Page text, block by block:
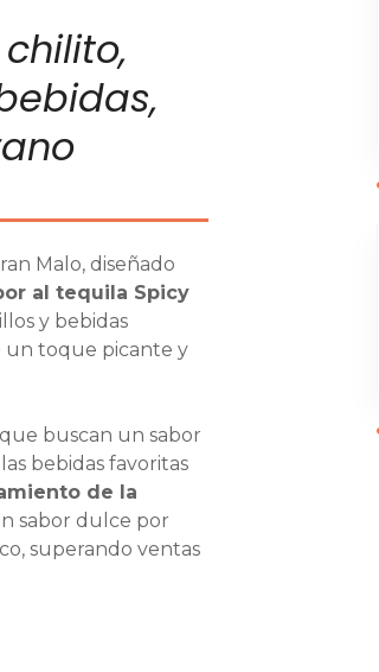
chilito,
Malo, diseñado
al tequila Spicy
y bebidas
un toque picante y
buscan un sabor
bebidas favoritas
de la
sabor dulce por
superando ventas